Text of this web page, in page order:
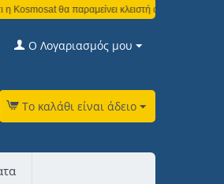
θα παραμείνει κλειστή από τη Δευτέρα
Ο Λογαριασμός μου
Το καλάθι είναι άδειο